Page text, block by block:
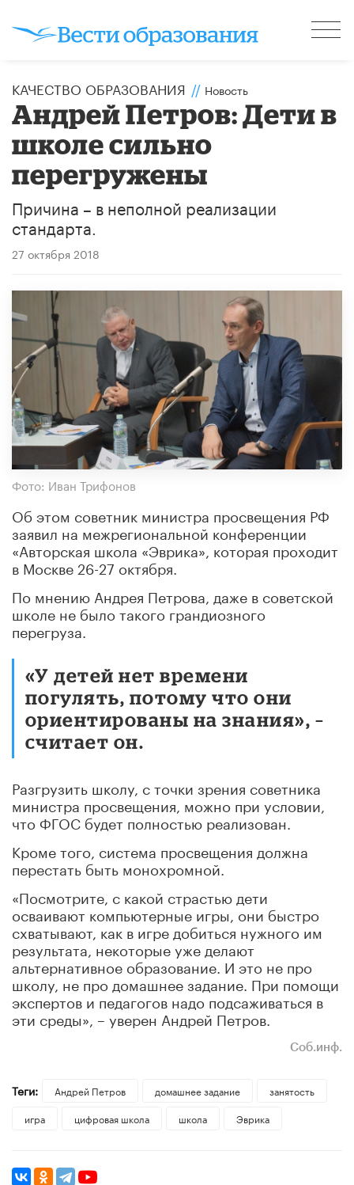
КАЧЕСТВО ОБРАЗОВАНИЯ // Новость
Андрей Петров: Дети в
школе сильно
перегружены
Причина – в неполной реализации
стандарта.
27 октября 2018
Фото: Иван Трифонов
Об этом советник министра просвещения РФ
заявил на межрегиональной конференции
«Авторская школа «Эврика», которая проходит
в Москве 26-27 октября.
По мнению Андрея Петрова, даже в советской
школе не было такого грандиозного
перегруза.
«У детей нет времени
погулять, потому что они
ориентированы на знания», –
считает он.
Разгрузить школу, с точки зрения советника
министра просвещения, можно при условии,
что ФГОС будет полностью реализован.
Кроме того, система просвещения должна
перестать быть монохромной.
«Посмотрите, с какой страстью дети
осваивают компьютерные игры, они быстро
схватывают, как в игре добиться нужного им
результата, некоторые уже делают
альтернативное образование. И это не про
школу, не про домашнее задание. При помощи
экспертов и педагогов надо подсаживаться в
эти среды», – уверен Андрей Петров.
Соб.инф.
Теги: Андрей Петров домашнее задание
занятость
игра
цифровая школа школа Эврика